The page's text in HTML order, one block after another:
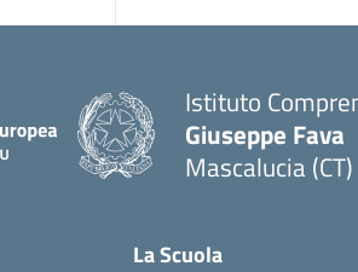
Istituto
Giuseppe Fava
Mascalucia (CT)
La Scuola